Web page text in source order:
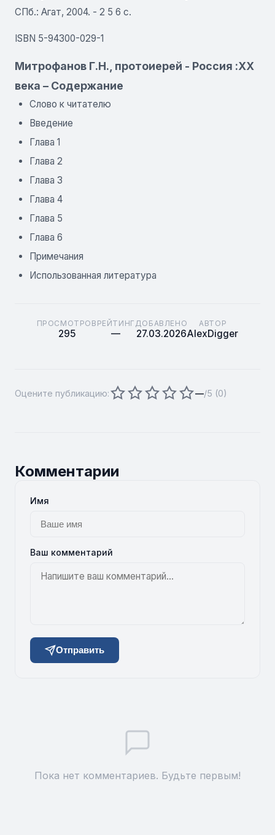
СПб.: Агат, 2004. - 2 5 6 с.
ISBN 5-94300-029-1
Митрофанов Г.Н., протоиерей - Россия :ХХ
века – Содержание
Слово к читателю
Введение
Глава 1
Глава 2
Глава 3
Глава 4
Глава 5
Глава 6
Примечания
Использованная литература
ПРОСМОТРОВ
295
РЕЙТИНГ
—
ДОБАВЛЕНО
27.03.2026
АВТОР
AlexDigger
Оцените публикацию: —/5 (0)
Комментарии
Имя
Ваш комментарий
Отправить
Пока нет комментариев. Будьте первым!